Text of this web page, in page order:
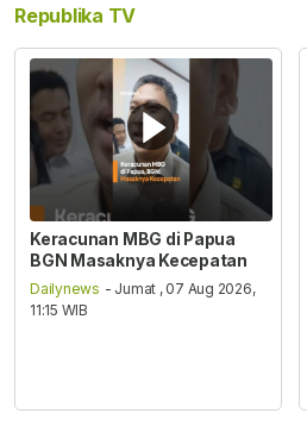
Republika TV
Keracunan MBG di Papua
BGN Masaknya Kecepatan
Dailynews - Jumat , 07 Aug 2026,
11:15 WIB